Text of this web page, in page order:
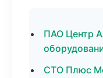
ПАО Центр
СТО Плюс